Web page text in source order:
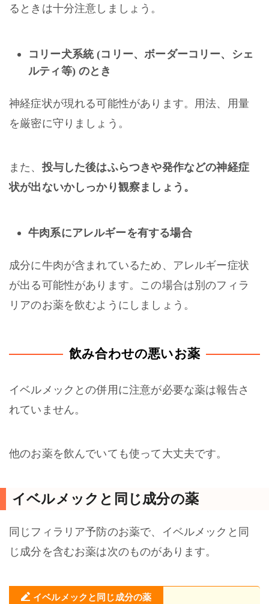
るときは十分注意しましょう。
コリー犬系統 (コリー、ボーダーコリー、シェ
ルティ等) のとき
神経症状が現れる可能性があります。用法、用量
を厳密に守りましょう。
また、 投与した後はふらつきや発作などの神経症
状が出ないかしっかり観察ましょう。
牛肉系にアレルギーを有する場合
成分に牛肉が含まれているため、アレルギー症状
が出る可能性があります。この場合は別のフィラ
リアのお薬を飲むようにしましょう。
飲み合わせの悪いお薬
イベルメックとの併用に注意が必要な薬は報告さ
れていません。
他のお薬を飲んでいても使って大丈夫です。
イベルメックと同じ成分の薬
同じフィラリア予防のお薬で、イベルメックと同
じ成分を含むお薬は次のものがあります。
イベルメックと同じ成分の薬